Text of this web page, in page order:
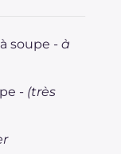
soupe - à
- (très